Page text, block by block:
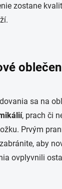
zostane
sa na
, prach či
Prvým
aby
ovplyvnili